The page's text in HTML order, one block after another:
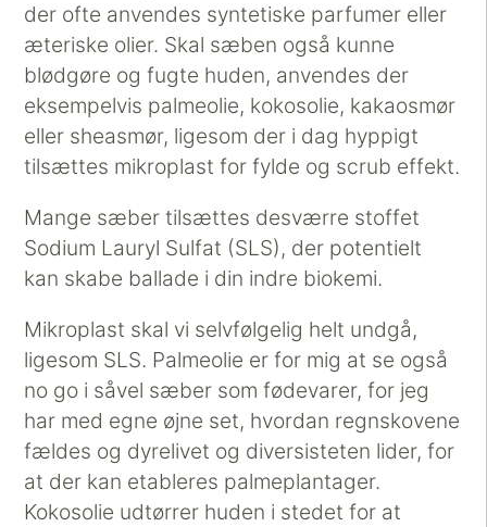
der ofte anvendes syntetiske parfumer eller
æteriske olier. Skal sæben også kunne
blødgøre og fugte huden, anvendes der
eksempelvis palmeolie, kokosolie, kakaosmør
eller sheasmør, ligesom der i dag hyppigt
tilsættes mikroplast for fylde og scrub effekt.
Mange sæber tilsættes desværre stoffet
Sodium Lauryl Sulfat (SLS), der potentielt
kan skabe ballade i din indre biokemi.
Mikroplast skal vi selvfølgelig helt undgå,
ligesom SLS. Palmeolie er for mig at se også
no go i såvel sæber som fødevarer, for jeg
har med egne øjne set, hvordan regnskovene
fældes og dyrelivet og diversisteten lider, for
at der kan etableres palmeplantager.
Kokosolie udtørrer huden i stedet for at